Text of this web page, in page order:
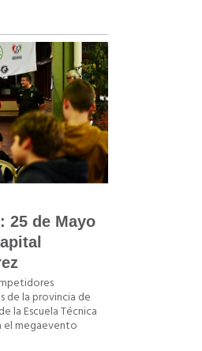
25 de Mayo
de la provincia de
la Escuela Técnica
el megaevento